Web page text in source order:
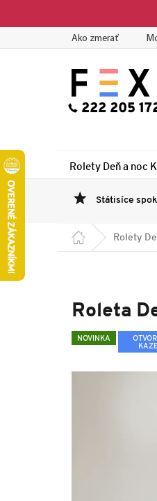
Ako zmerať
222 205
Rolety Deň a noc
Státisíce
DomovRolety
Roleta
NOVINKA